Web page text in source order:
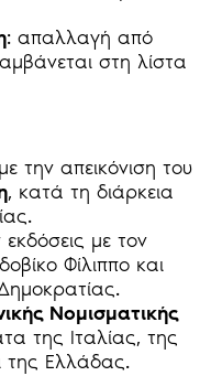
: απαλλαγή από
στη λίστα
την απεικόνιση του
, κατά τη διάρκεια
με τον
Φίλιππο και
Νομισματικής
της Ιταλίας, της
της Ελλάδας.